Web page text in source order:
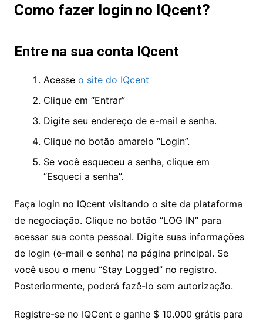
Como fazer login no IQcent?
Entre na sua conta IQcent
Acesse o site do IQcent
Clique em “Entrar”
Digite seu endereço de e-mail e senha.
Clique no botão amarelo “Login”.
Se você esqueceu a senha, clique em
“Esqueci a senha”.
Faça login no IQcent visitando o site da plataforma
de negociação. Clique no botão “LOG IN” para
acessar sua conta pessoal. Digite suas informações
de login (e-mail e senha) na página principal. Se
você usou o menu “Stay Logged” no registro.
Posteriormente, poderá fazê-lo sem autorização.
Registre-se no IQCent e ganhe $ 10.000 grátis para